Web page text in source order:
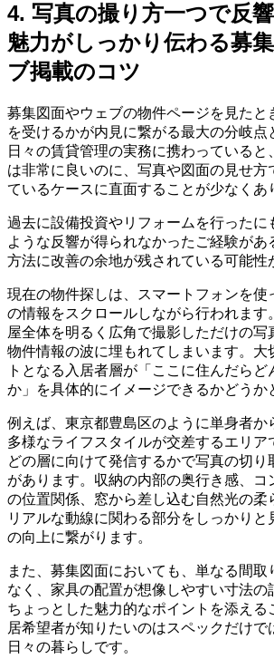
4. 写真の撮り方一つで反
魅力がしっかり伝わる募
ブ掲載のコツ
募集図面やウェブの物件ページを見たと
を受けるかが内見に繋がる最大の分岐点
日々の賃貸管理の実務に携わっていると
は非常に良いのに、写真や図面の見せ方
ているケースに直面することが少なくあ
過去に設備投資やリフォームを行ったに
ような反響が得られなかったご経験があ
方法に改善の余地が残されている可能性
現在の物件探しは、スマートフォンを使
の情報をスクロールしながら行われます
屋全体を明るく広角で撮影しただけの写
物件情報の波に埋もれてしまいます。大
トとなる入居者層が「ここに住んだらど
か」を具体的にイメージできるかどうか
例えば、東京都豊島区のように単身者か
多様なライフスタイルが交差するエリア
どの層に向けて発信するかで写真の切り
があります。収納の内部の奥行き感、コ
の位置関係、窓から差し込む自然光の柔
リアルな動線に関わる部分をしっかりと
の向上に繋がります。
また、募集図面においても、単なる間取
なく、家具の配置が想像しやすい寸法の
ちょっとした魅力的なポイントを添える
居希望者が知りたいのはスペックだけで
日々の暮らしです。